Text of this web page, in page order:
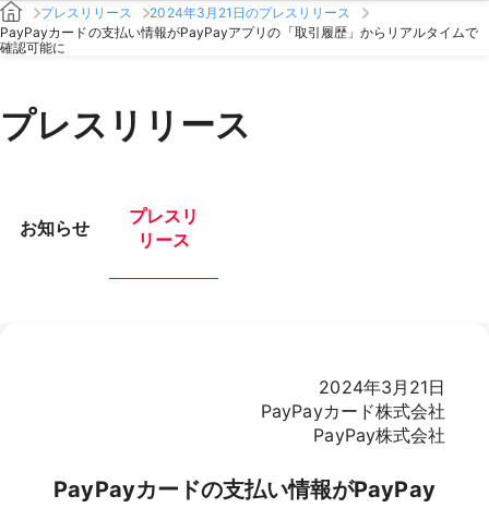
プレスリリース
2024年3月21日のプレスリリース
PayPayカードの支払い情報がPayPayアプリの「取引履歴」からリアルタイムで
確認可能に
プレスリリース
お知らせ
プレスリ
リース
2024年3月21日
PayPayカード株式会社
PayPay株式会社
PayPayカードの支払い情報がPayPay